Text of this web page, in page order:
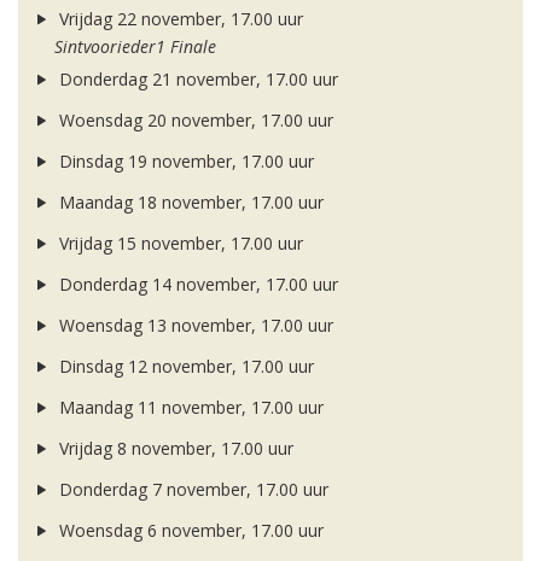
Vrijdag 22 november, 17.00 uur
Sintvoorieder1 Finale
Donderdag 21 november, 17.00 uur
Woensdag 20 november, 17.00 uur
Dinsdag 19 november, 17.00 uur
Maandag 18 november, 17.00 uur
Vrijdag 15 november, 17.00 uur
Donderdag 14 november, 17.00 uur
Woensdag 13 november, 17.00 uur
Dinsdag 12 november, 17.00 uur
Maandag 11 november, 17.00 uur
Vrijdag 8 november, 17.00 uur
Donderdag 7 november, 17.00 uur
Woensdag 6 november, 17.00 uur